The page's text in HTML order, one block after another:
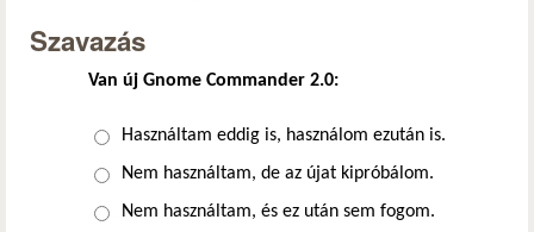
Szavazás
Van új Gnome Commander 2.0:
Választások
Használtam eddig is, használom ezután is.
Nem használtam, de az újat kipróbálom.
Nem használtam, és ez után sem fogom.